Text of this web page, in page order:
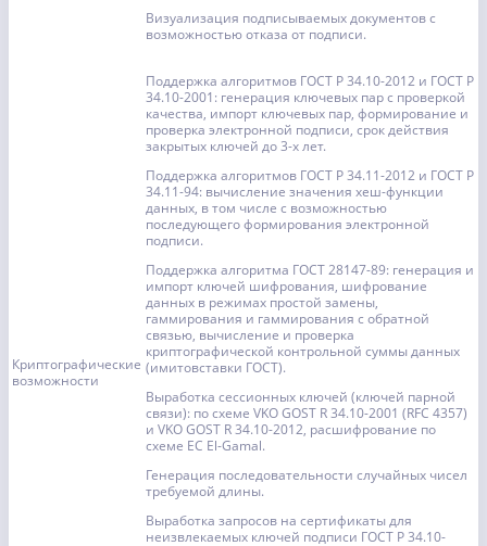
Визуализация подписываемых документов c
возможностью отказа от подписи.
Криптографические
возможности
Поддержка алгоритмов ГОСТ Р 34.10-2012 и ГОСТ Р
34.10-2001: генерация ключевых пар с проверкой
качества, импорт ключевых пар, формирование и
проверка электронной подписи, срок действия
закрытых ключей до 3-х лет.
Поддержка алгоритмов ГОСТ Р 34.11-2012 и ГОСТ Р
34.11-94: вычисление значения хеш-функции
данных, в том числе с возможностью
последующего формирования электронной
подписи.
Поддержка алгоритма ГОСТ 28147-89: генерация и
импорт ключей шифрования, шифрование
данных в режимах простой замены,
гаммирования и гаммирования с обратной
связью, вычисление и проверка
криптографической контрольной суммы данных
(имитовставки ГОСТ).
Выработка сессионных ключей (ключей парной
связи): по схеме VKO GOST R 34.10-2001 (RFC 4357)
и VKO GOST R 34.10-2012, расшифрование по
схеме EC El-Gamal.
Генерация последовательности случайных чисел
требуемой длины.
Выработка запросов на сертификаты для
неизвлекаемых ключей подписи ГОСТ Р 34.10-